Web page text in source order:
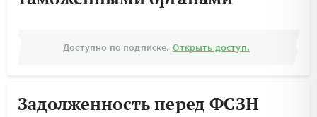
Доступно по подписке. Открыть доступ.
Задолженность перед ФСЗН